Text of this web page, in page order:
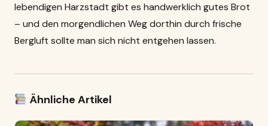
lebendigen Harzstadt gibt es handwerklich gutes Brot
– und den morgendlichen Weg dorthin durch frische
Bergluft sollte man sich nicht entgehen lassen.
Ähnliche Artikel